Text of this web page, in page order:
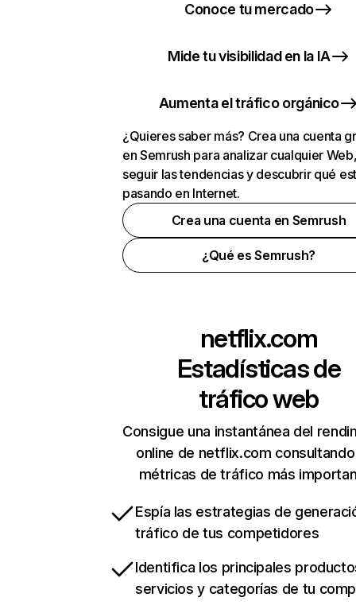
Conoce tu mercado
Mide tu visibilidad en la IA
Aumenta el tráfico orgánico
¿Quieres saber más? Crea una cuenta
en Semrush para analizar cualquier
seguir las tendencias y descubrir qué
pasando en Internet.
Crea una cuenta en Semrush
¿Qué es Semrush?
netflix.com
Estadísticas de
tráfico web
Consigue una instantánea del
online de netflix.com
métricas de tráfico más
Espía las estrategias de
tráfico de tus competidores
Identifica los principales
servicios y categorías de tu